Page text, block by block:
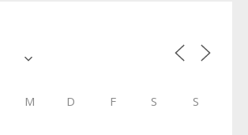
M D F S S